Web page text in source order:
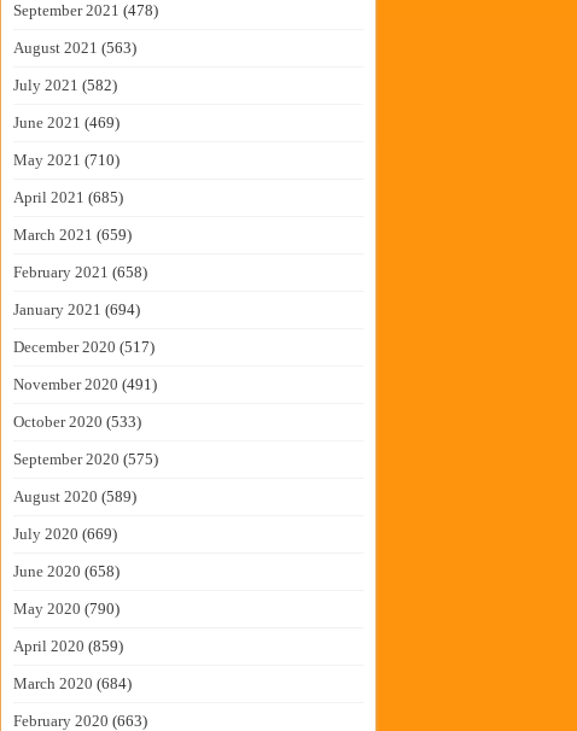
September 2021 (478)
August 2021 (563)
July 2021 (582)
June 2021 (469)
May 2021 (710)
April 2021 (685)
March 2021 (659)
February 2021 (658)
January 2021 (694)
December 2020 (517)
November 2020 (491)
October 2020 (533)
September 2020 (575)
August 2020 (589)
July 2020 (669)
June 2020 (658)
May 2020 (790)
April 2020 (859)
March 2020 (684)
February 2020 (663)